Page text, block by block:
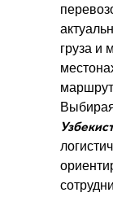
груза и